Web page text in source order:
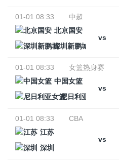
01-01 08:33
中超
北京国安
vs
深圳新鹏城
01-01 08:33
女篮热身赛
中国女篮
vs
尼日利亚女篮
01-01 08:33
CBA
江苏
vs
深圳